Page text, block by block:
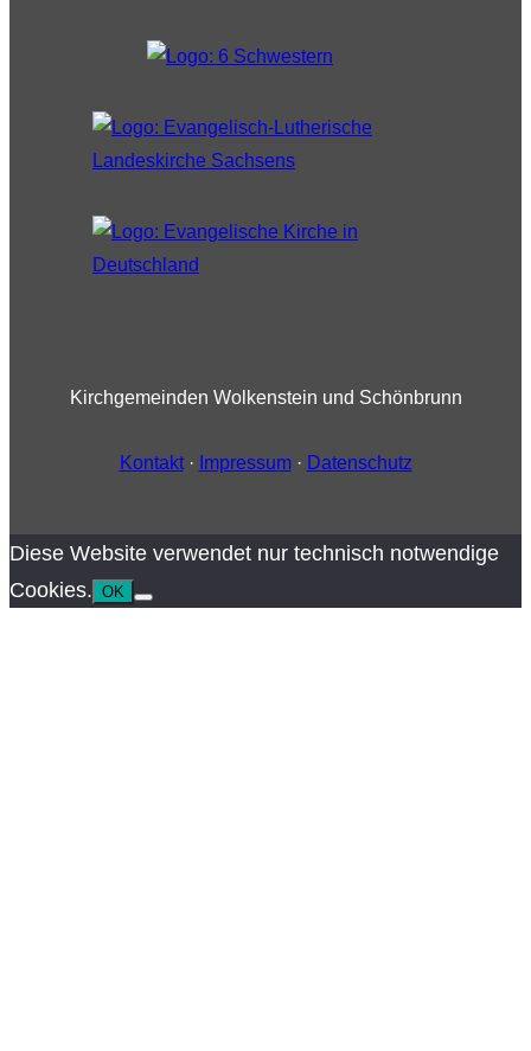
Kirchgemeinden Wolkenstein und Schönbrunn
Kontakt· Impressum· Datenschutz
Diese Website verwendet nur technisch notwendige
Cookies. OK